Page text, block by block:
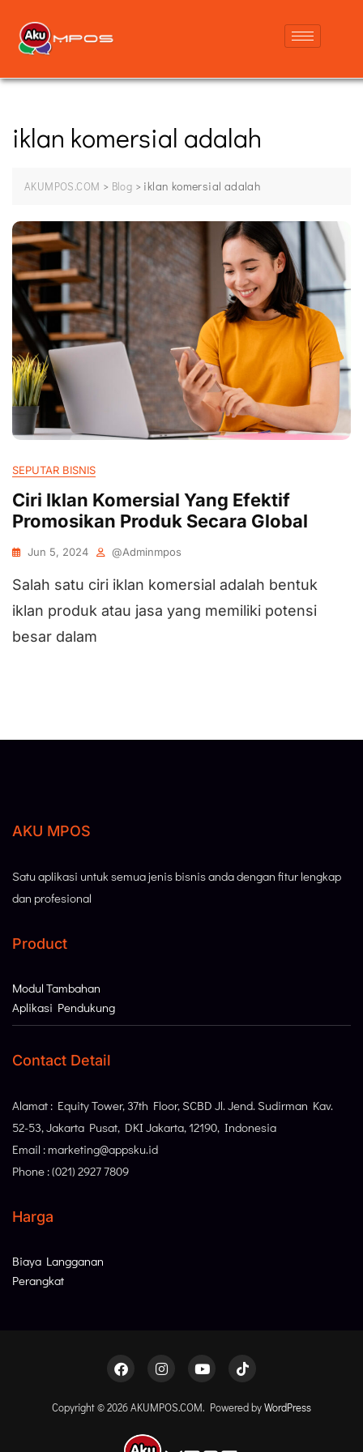
iklan komersial adalah
AKUMPOS.COM > Blog > iklan komersial adalah
SEPUTAR BISNIS
Ciri Iklan Komersial Yang Efektif
Promosikan Produk Secara Global
Jun 5, 2024 @adminmpos
Salah satu ciri iklan komersial adalah bentuk
iklan produk atau jasa yang memiliki potensi
besar dalam
AKU MPOS
Satu aplikasi untuk semua jenis bisnis anda dengan fitur lengkap
dan profesional
Product
Modul Tambahan
Aplikasi Pendukung
Contact Detail
Alamat : Equity Tower, 37th Floor, SCBD Jl. Jend. Sudirman Kav.
52-53, Jakarta Pusat, DKI Jakarta, 12190, Indonesia
Email : marketing@appsku.id
Phone : (021) 2927 7809
Harga
Biaya Langganan
Perangkat
Copyright © 2026 AKUMPOS.COM. Powered byWordPress